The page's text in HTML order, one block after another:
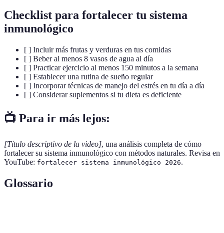
Checklist para fortalecer tu sistema
inmunológico
[ ] Incluir más frutas y verduras en tus comidas
[ ] Beber al menos 8 vasos de agua al día
[ ] Practicar ejercicio al menos 150 minutos a la semana
[ ] Establecer una rutina de sueño regular
[ ] Incorporar técnicas de manejo del estrés en tu día a día
[ ] Considerar suplementos si tu dieta es deficiente
📺 Para ir más lejos:
[Título descriptivo de la video], una análisis completa de cómo
fortalecer su sistema inmunológico con métodos naturales. Revisa en
YouTube: fortalecer sistema inmunológico 2026.
Glossario